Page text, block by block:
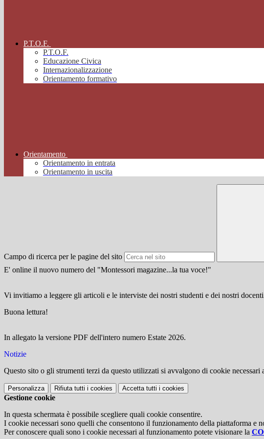
P.T.O.F.
P.T.O.F.
Educazione Civica
Internazionalizzazione
Orientamento formativo
Orientamento
Orientamento in entrata
Orientamento in uscita
Campo di ricerca per le pagine del sito
E' online il nuovo numero del "Montessori magazine...la tua voce!"
Vi invitiamo a leggere gli articoli e le interviste dei nostri studenti e dei nostri
Buona lettura!
In allegato la versione PDF dell'intero numero Estate 2026.
Notizie
Questo sito o gli strumenti terzi da questo utilizzati si avvalgono di cookie
Personalizza Rifiuta tutti i cookies Accetta tutti i cookies
Gestione cookie
In questa schermata è possibile scegliere quali cookie consentire.
I cookie necessari sono quelli che consentono il funzionamento della piattaforma e
Per conoscere quali sono i cookie necessari al funzionamento potete visionare la